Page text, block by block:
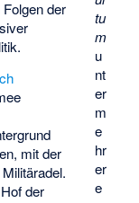
tu
m
u
nt
er
m
e
hr
er
e
der
mit der
der